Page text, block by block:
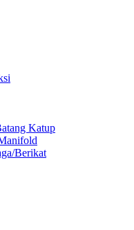
Katup
Berikat